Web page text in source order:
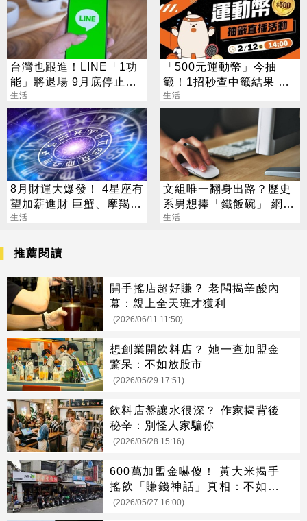
台灣也跟進！LINE「1功
能」將退場 9月底停止服
務
生活
「500元運動幣」今抽
籤！1招秒查中籤結果 領
取、使用方法一次看
生活
8月財運大爆發！ 4星座有
望加薪進財 巨蟹、摩羯最
有感
生活
文組唯一翻身出路？歷史
系男想捧「鐵飯碗」 網
勸：眼光太狹隘
生活
推薦閱讀
開手搖店超好賺？ 老闆揭辛酸內
幕：親上全天班才獲利
(2026/06/11 11:50)
想創業開飲料店？ 她一查加盟金
驚呆：不如放股市
(2026/05/29 17:51)
飲料店盤讓水很深？ 作家揭背後
秘辛：別怪人家騙你
(2026/05/28 15:16)
600萬加盟金嚇傻！ 黃大米揭手
搖飲「賺錢神話」真相：不如買
股
(2026/05/27 16:00)